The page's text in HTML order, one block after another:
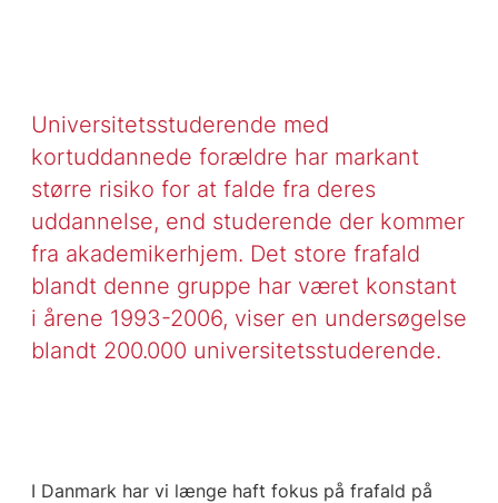
Universitetsstuderende med
kortuddannede forældre har markant
større risiko for at falde fra deres
uddannelse, end studerende der kommer
fra akademikerhjem. Det store frafald
blandt denne gruppe har været konstant
i årene 1993-2006, viser en undersøgelse
blandt 200.000 universitetsstuderende.
I Danmark har vi længe haft fokus på frafald på